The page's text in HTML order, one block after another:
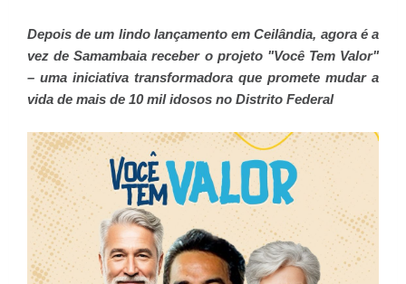
Depois de um lindo lançamento em Ceilândia, agora é a
vez de Samambaia receber o projeto "Você Tem Valor"
– uma iniciativa transformadora que promete mudar a
vida de mais de 10 mil idosos no Distrito Federal